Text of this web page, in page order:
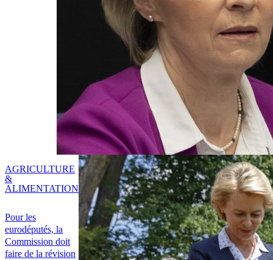
Pour les
eurodéputés, la
Commission doit
faire de la révision
AGRICULTURE
&
ALIMENTATION